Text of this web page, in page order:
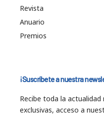
Revista
Anuario
Premios
¡Suscríbete a nuestra
Recibe toda la
exclusivas, acceso a